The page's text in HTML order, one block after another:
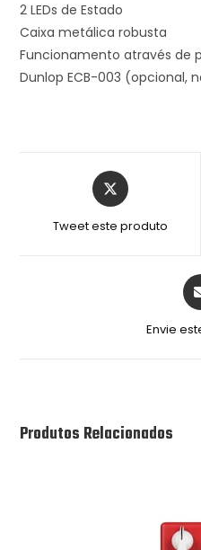
2 LEDs de Estado
Caixa metálica robusta
Funcionamento através de
Dunlop ECB-003 (opcional,
Tweet este produto
Envie
Produtos Relacionados